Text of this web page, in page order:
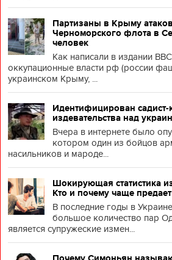
Партизаны в Крыму
Черноморского флота в
человек
Как написали в издании
оккупационные власти рф (россии
украинском Крыму, ...
Идентифицирован
издевательства над
Вчера в интернете было
котором один из бойцов
насильников и мароде...
Шокирующая статистика
Кто и почему чаще
В последние годы в
большое количество пар
является супружеские измен...